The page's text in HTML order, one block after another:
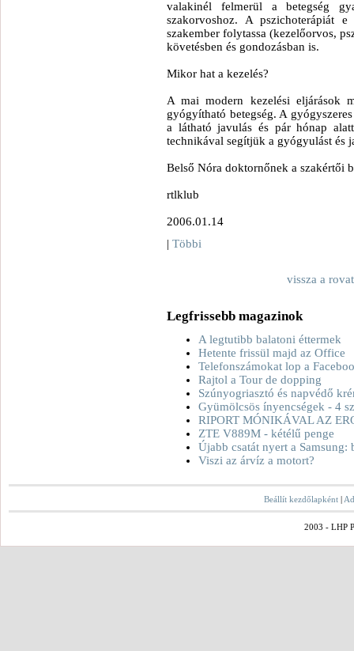
valakinél felmerül a betegség
szakorvoshoz. A pszichoterápiát
szakember folytassa (kezelőorvos,
követésben és gondozásban is.
Mikor hat a kezelés?
A mai modern kezelési eljárások
gyógyítható betegség. A
a látható javulás és pár hónap
technikával segítjük a gyógyulást és
Belső Nóra doktornőnek a szakértői
rtlklub
2006.01.14
| Többi
vissza a
Legfrissebb magazinok
A legtutibb balatoni éttermek
Hetente frissül majd az Office
Telefonszámokat lop a
Rajtol a Tour de dopping
Szúnyogriasztó és napvédő
Gyümölcsös ínyencségek - 4
RIPORT MÓNIKÁVAL AZ
ZTE V889M - kétélű penge
Újabb csatát nyert a
Viszi az árvíz a motort?
Beállít kezdőlapként |
2003 - LHP